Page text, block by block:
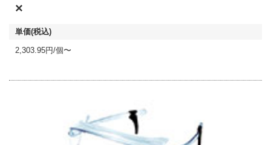
×
2,303.95円/個〜